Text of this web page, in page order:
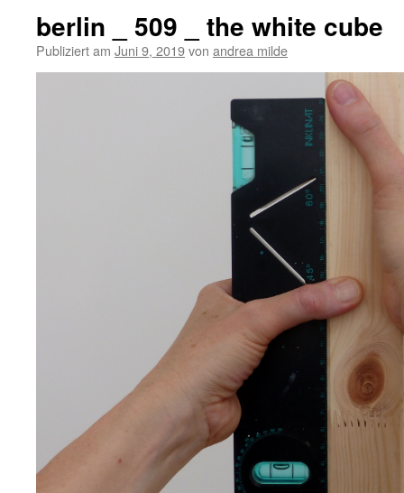
berlin _ 509 _ the white cube
Publiziert am Juni 9, 2019von andrea milde